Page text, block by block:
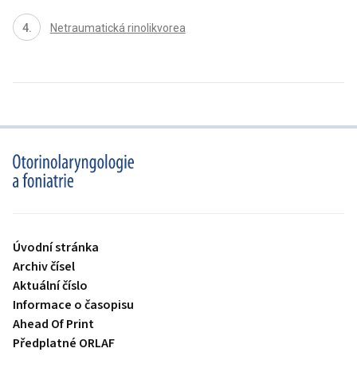
Netraumatická rinolikvorea
proLékaře.cz
Úvodní stránka
Archiv čísel
Aktuální číslo
Informace o časopisu
Ahead Of Print
Předplatné ORLAF